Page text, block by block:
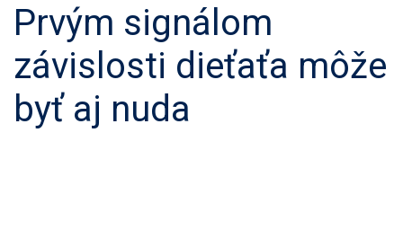
Prvým signálom
závislosti dieťaťa môže
byť aj nuda